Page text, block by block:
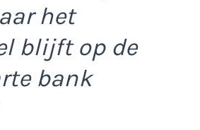
het
blijft op de
bank